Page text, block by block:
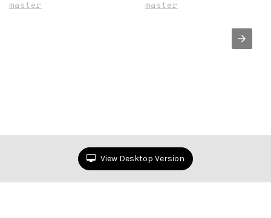
master master
View Desktop Version